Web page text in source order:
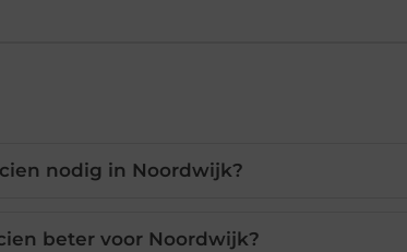
nodig in Noordwijk?
beter voor Noordwijk?